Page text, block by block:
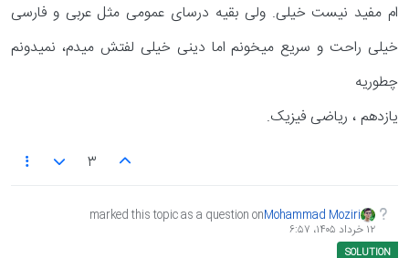
ام مفید نیست خیلی. ولی بقیه درسای عمومی مثل عربی و فارسی
خیلی راحت و سریع میخونم اما دینی خیلی لفتش میدم، نمیدونم
چطوریه
یازدهم ، ریاضی فیزیک.
3
Mohammad Moziri
marked this topic as a question on
۱۲ خرداد ۱۴۰۵،‏ ۶:۵۷